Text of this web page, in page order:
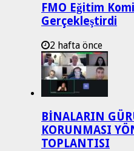
FMO Eğitim
Gerçekleştirdi
2 hafta önce
BİNALARIN
KORUNMASI
TOPLANTISI